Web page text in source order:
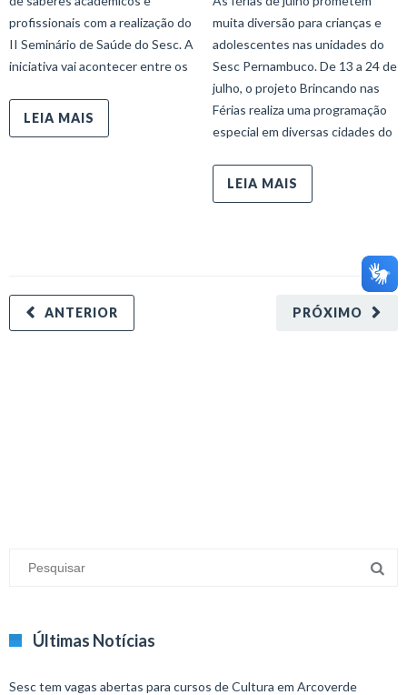
profissionais com a realização do
II Seminário de Saúde do Sesc. A
iniciativa vai acontecer entre os
LEIA MAIS
muita diversão para crianças e
adolescentes nas unidades do
Sesc Pernambuco. De 13 a 24 de
julho, o projeto Brincando nas
Férias realiza uma programação
especial em diversas cidades do
LEIA MAIS
PRÓXIMO
ANTERIOR
Últimas Notícias
Sesc tem vagas abertas para cursos de Cultura em Arcoverde